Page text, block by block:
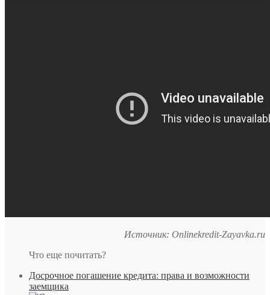
Источник: Onlinekredit-Zayavka.ru
Что еще почитать?
Досрочное погашение кредита: права и возможности
заемщика